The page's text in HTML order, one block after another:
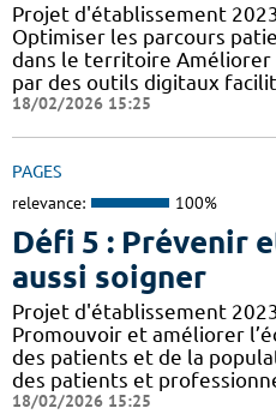
Projet d'établissement
Optimiser les parcours
dans le territoire Améliorer
par des outils digitaux
18/02/2026 15:25
PAGES
relevance: 100%
Défi 5 : Prévenir
aussi soigner
Projet d'établissement
Promouvoir et améliorer
des patients et de la
des patients et
18/02/2026 15:25